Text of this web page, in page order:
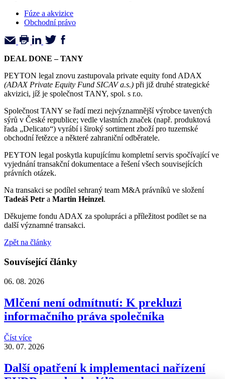
Fúze a akvizice
Obchodní právo
DEAL DONE – TANY
PEYTON legal znovu zastupovala private equity fond ADAX
(ADAX Private Equity Fund SICAV a.s.) při již druhé strategické
akvizici, jíž je společnost TANY, spol. s r.o.
Společnost TANY se řadí mezi nejvýznamnější výrobce tavených
sýrů v České republice; vedle vlastních značek (např. produktová
řada „Delicato“) vyrábí i široký sortiment zboží pro tuzemské
obchodní řetězce a některé zahraniční odběratele.
PEYTON legal poskytla kupujícímu kompletní servis spočívající ve
vyjednání transakční dokumentace a řešení všech souvisejících
právních otázek.
Na transakci se podílel sehraný team M&A právníků ve složení
Tadeáš Petr a Martin Heinzel.
Děkujeme fondu ADAX za spolupráci a příležitost podílet se na
další významné transakci.
Zpět na články
Souvísející články
06. 08. 2026
Mlčení není odmítnutí: K prekluzi
informačního práva společníka
Číst více
30. 07. 2026
Další opatření k implementaci nařízení
EUDR – co bude dál?